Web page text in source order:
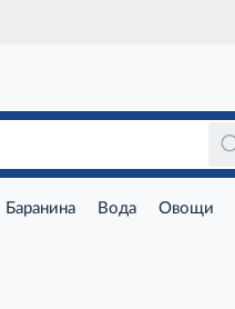
Баранина Вода Овощи